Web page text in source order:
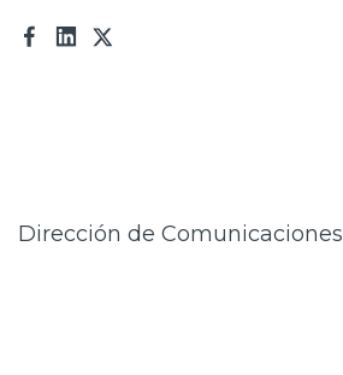
Dirección de Comunicaciones